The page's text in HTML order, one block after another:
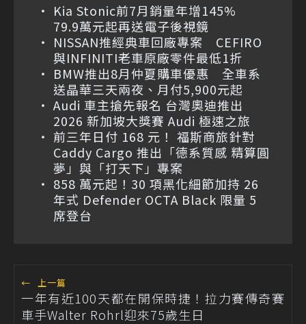
Kia Stonic前7月銷量年增145%
79.9萬元起再送電子後視鏡
NISSAN推經典車回廠專案 CEFIRO
與INFINITI老車原廠零件最低1折
BMW推出8月仲夏購車優惠 全車系
送晶華三天兩夜、月付5,900元起
Audi 車主搶先報名 台灣奧迪推出
2026 新加坡大獎賽 Audi 極速之旅
前三年日付 168 元！ 福斯商旅針對
Caddy Cargo 推出「德系質感 精算圓
夢」與「打天下」專案
858 萬元起！30 項黑化細節加持 26
年式 Defender OCTA Black 限量 5
席登台
← 上一篇
一年有近100天都在開保時捷！拉力賽傳奇賽
車手Walter Rohrl迎來75歲生日